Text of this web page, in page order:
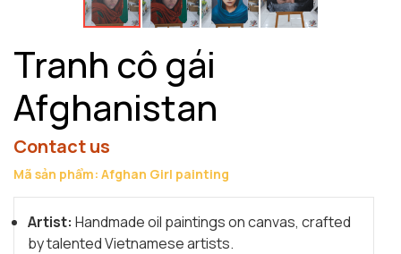
Tranh cô gái
Afghanistan
Contact us
Mã sản phẩm: Afghan Girl painting
Artist: Handmade oil paintings on canvas, crafted
by talented Vietnamese artists.